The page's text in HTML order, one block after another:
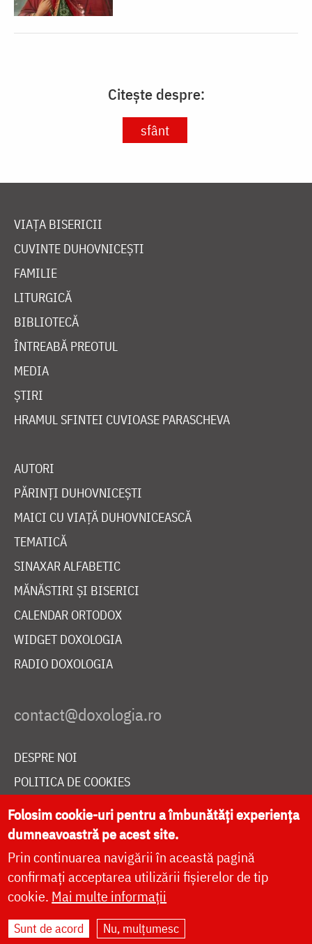
Citește despre:
sfânt
VIAȚA BISERICII
CUVINTE DUHOVNICEȘTI
FAMILIE
LITURGICĂ
BIBLIOTECĂ
ÎNTREABĂ PREOTUL
MEDIA
ȘTIRI
HRAMUL SFINTEI CUVIOASE PARASCHEVA
AUTORI
PĂRINȚI DUHOVNICEȘTI
MAICI CU VIAȚĂ DUHOVNICEASCĂ
TEMATICĂ
SINAXAR ALFABETIC
MĂNĂSTIRI ȘI BISERICI
CALENDAR ORTODOX
WIDGET DOXOLOGIA
RADIO DOXOLOGIA
DESPRE NOI
POLITICA DE COOKIES
DONEAZĂ ONLINE PENTRU CATEDRALA NAȚIONALĂ
LIVE
Site dezvoltat deDOXOLOGIA MEDIA
Folosim cookie-uri pentru a îmbunătăți experiența
dumneavoastră pe acest site.
Prin continuarea navigării în această pagină
confirmați acceptarea utilizării fișierelor de tip
cookie. Mai multe informații
Sunt de acord Nu, mulțumesc